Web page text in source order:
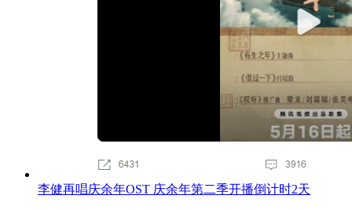
李健再唱庆余年OST 庆余年第二季开播倒计时2天